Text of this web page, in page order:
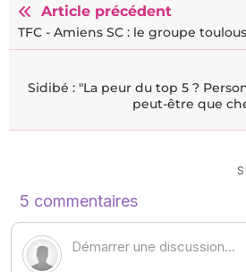
Article précédent
TFC - Amiens SC : le groupe
Sidibé : "La peur du top 5 ?
peut-être que